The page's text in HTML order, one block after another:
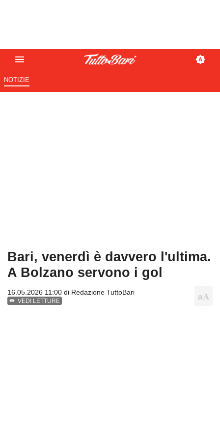
NOTIZIE
Bari, venerdì è davvero l'ultima.
A Bolzano servono i gol
16.05.2026 11:00 di Redazione TuttoBari
VEDI LETTURE